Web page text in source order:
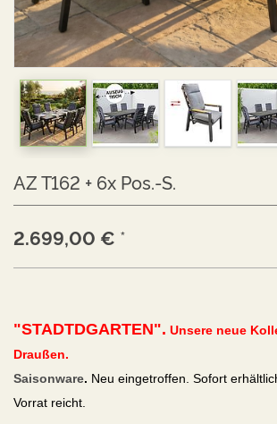
AZ T162 + 6x Pos.-S.
2.699,00 € *
"STADTDGARTEN". Unsere neue
Draußen.
Saisonware. Neu eingetroffen. Sofort
Vorrat reicht.